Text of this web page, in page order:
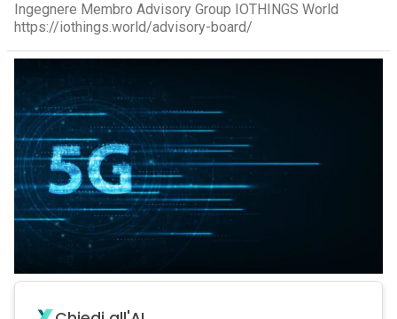
Ingegnere Membro Advisory Group IOTHINGS World
https://iothings.world/advisory-board/